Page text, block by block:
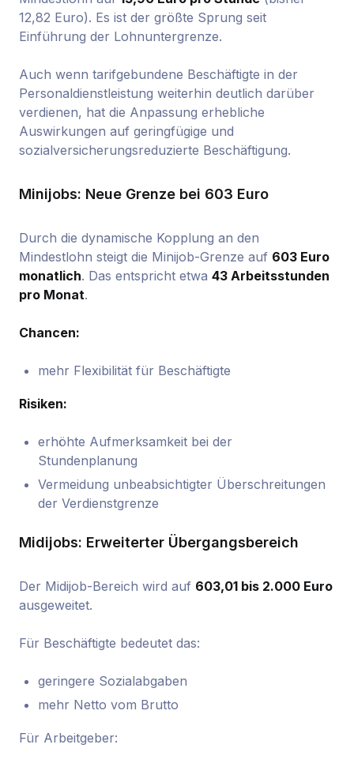
12,82 Euro). Es ist der größte Sprung seit
Einführung der Lohnuntergrenze.
Auch wenn tarifgebundene Beschäftigte in der
Personaldienstleistung weiterhin deutlich darüber
verdienen, hat die Anpassung erhebliche
Auswirkungen auf geringfügige und
sozialversicherungsreduzierte Beschäftigung.
Minijobs: Neue Grenze bei 603 Euro
Durch die dynamische Kopplung an den
Mindestlohn steigt die Minijob-Grenze auf 603 Euro
monatlich. Das entspricht etwa 43 Arbeitsstunden
pro Monat.
Chancen:
mehr Flexibilität für Beschäftigte
Risiken:
erhöhte Aufmerksamkeit bei der
Stundenplanung
Vermeidung unbeabsichtigter Überschreitungen
der Verdienstgrenze
Midijobs: Erweiterter Übergangsbereich
Der Midijob-Bereich wird auf 603,01 bis 2.000 Euro
ausgeweitet.
Für Beschäftigte bedeutet das:
geringere Sozialabgaben
mehr Netto vom Brutto
Für Arbeitgeber: